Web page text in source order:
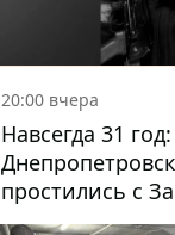
20:00 вчера
Навсегда 31
простились с
Александром